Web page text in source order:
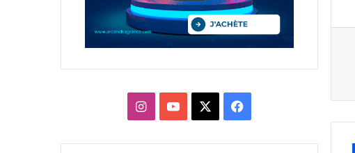
فيسبوك يوتيوبانستقرام